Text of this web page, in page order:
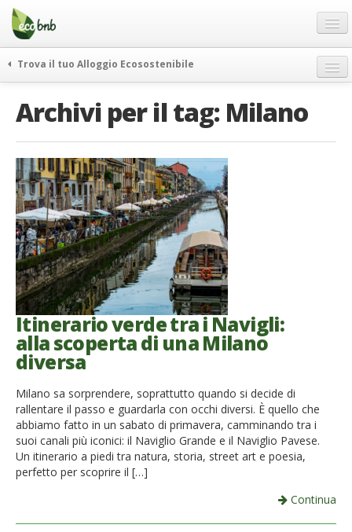
Menu
Salta
contenuto
Offerte Speciali
Regali
FAQ
Chi Siamo
Partner
Contatti
Italiano
German
English
Spanish
French
Italiano
Trova il tuo Alloggio Ecosostenibile
itinerari
vivere e viaggiare verde
news ed eventi
ecohotel
rassegna stampa
Archivi per il tag: Milano
Itinerario verde tra i Navigli:
alla scoperta di una Milano
diversa
Milano sa sorprendere, soprattutto quando si decide di
rallentare il passo e guardarla con occhi diversi. È quello che
abbiamo fatto in un sabato di primavera, camminando tra i
suoi canali più iconici: il Naviglio Grande e il Naviglio Pavese.
Un itinerario a piedi tra natura, storia, street art e poesia,
perfetto per scoprire il […]
Continua